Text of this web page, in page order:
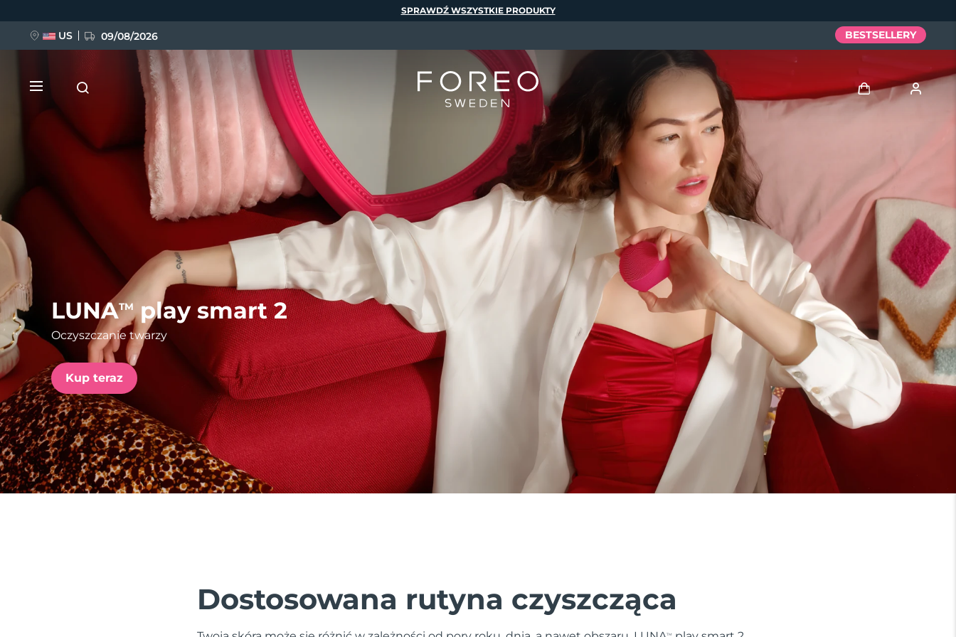
LUNATMplay smart 2
Oczyszczanie twarzy
Kup teraz
Dostosowana rutyna czyszcząca
TM
SPRAWDŹ WSZYSTKIE PRODUKTY
US 09/08/2026 BESTSELLERY
Profil użytkownika
Moje urządzenia
Moje zamówienia
Moje adresy
Moje subskrypcje
FAQ™ Pure Beauty-Tech Elixir
BREAKING NEWS
issa™ Teeth Whitening Set
FAQ™ Dual LED Panel
POPULARNY